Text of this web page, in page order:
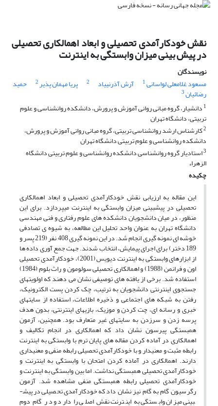
نقش خودکارآمدی تحصیلی و ابعاد اهمالکاری تحصیلی
در پیش بینی میزان وابستگی به اینترنت
نویسندگان
مسعود غلامعلی لواسانی1 آرش آذرنییاد 2 پریا مهمان پذیر2 حمید
رضائیان3
1 دانشیار، گروه مبانی روانی آموزش و پرورش، دانشکده روانشناسی و علوم
تربیتی، دانشگاه تهران
2کارشناس ارشد روانشناسی تربیتی، گروه مبانی روانی آموزش و پرورش،
دانشکده روانشناسی و علوم تربیتی دانشگاه تهران
3استادیار گروه روانشناسی دانشکده روانشناسی و علوم تربیتی دانشگاه
الزهراء
چکیده
این مقاله به ارزیابی نقش خودکارآمدی تحصیلی و ابعاد اهمالکاری
تحصیلی در پیش­بینی میزان وابستگی به اینترنت می­پردازد. برای این
منظور، در میان دانشجویان دانشکده­ های علوم رفتاری و فنی­ مهندسی
دانشگاه تهران به عنوان واحد تحلیل این مطالعه، به شیوه­ ی تصادفی
خوشه­ ای نمونه­ گیری انجام شد. در این نمونه گیری 408 نفر (219 پسر و
189 دختر) برای اجرای پیمایش، انتخاب شدند. جهت جمع ­آوری داده­ ها
از ابزارهای وابستگی به اینترنت دیویس (2001)، خودکارآمدی تحصیلی
اون و فرانمن (1988) و اهمالکاری تحصیلی سولومون و راث بلوم (1984)
استفاده شد. برخی از یافته­ های توصیفی نشان می دهند که اولویت­های
جستجوی اینترنتی دانشجویان به ­ترتیب، چک­ کردن پست الکترونیک،
رفتن به شبکه­ های اجتماعی و ذخیره اطلاعات، استفاده از سایت­های
خبری و رسانه­ ای، چت­ کردن و موزیک، بازی­های اینترنتی، بدون هدف
پرسه­ زدن و سرزدن به سایت­های غیر متعارف بود. همچنین، آزمون
همبستگی پیرسون نشان داد که اهمالکاری در انجام تکالیف و
اهمالکاری در آماده­ کردن مقاله­ های پایان ­ترم با وابستگی به اینترنت
رابطه مثبت و معنی­دار و با خودکارآمدی تحصیلی رابطه منفی و معنی­داری
دارند. اهمالکاری در آماده ­کردن امتحان با وابستگی به اینترنت و
خودکارآمدی تحصیلی همبستگی نداشت. اما بین وابستگی به اینترنت و
خودکارآمدی تحصیلی رابطه همبستگی منفی مشاهده شد. آزمون
رگرسیون گام­ به­ گام نیز نشان داد که خودکارآمدی تحصیلی در پیش­
بینی میزان وابستگی به اینترنت نقش اصلی را دارد و در گام دوم